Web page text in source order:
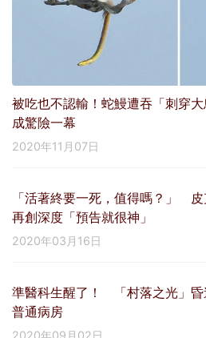
被吃也不認輸！蛇鰻遭吞「刺穿
成驚險一幕
2020年11月07日
「活著終要一死，值得嗎？」 皮
再創深度「預告就很神」
2020年03月16日
準醫科生醒了！ 「村落之光」昏
普通病房
2020年09月02日